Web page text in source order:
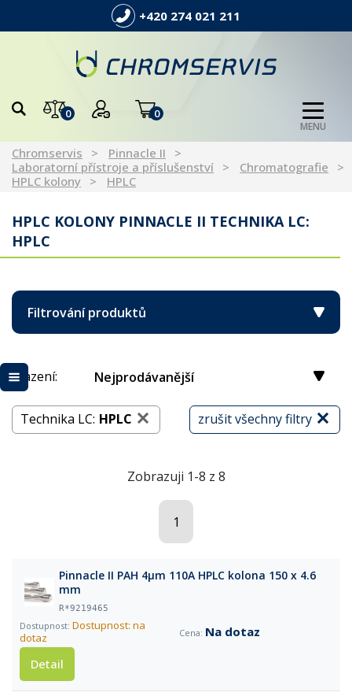
+420 274 021 211
0 0
MENU
Chromservis
Pinnacle II
Laboratorní přístroje a příslušenství
Chromatografie
HPLC kolony
HPLC
HPLC KOLONY PINNACLE II TECHNIKA LC:
HPLC
Filtrování produktů
Řazení: Nejprodávanější
zrušit všechny filtry
Technika LC: HPLC
Zobrazuji 1-8 z 8
1
Pinnacle II PAH 4µm 110A HPLC kolona 150 x 4.6
mm
R*9219465
Dostupnost: na
dotaz
Na dotaz
Detail